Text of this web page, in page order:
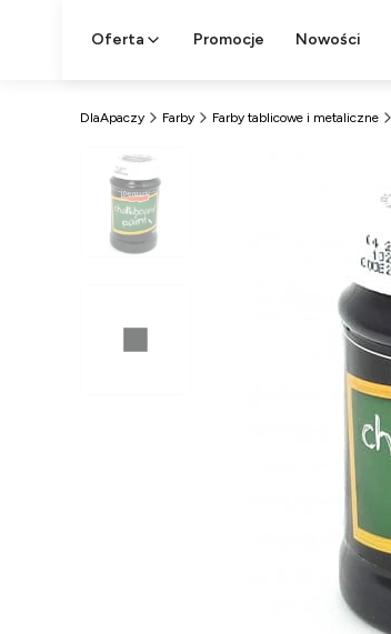
Oferta Promocje Nowości
DlaApaczy Farby Farby tablicowe i metaliczne